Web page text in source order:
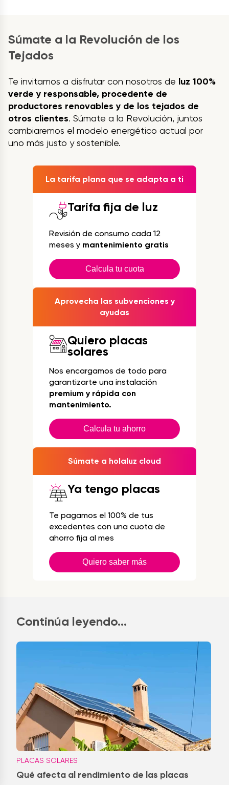
Súmate a la Revolución de los
Tejados
Te invitamos a disfrutar con nosotros de luz 100%
verde y responsable, procedente de
productores renovables y de los tejados de
otros clientes. Súmate a la Revolución, juntos
cambiaremos el modelo energético actual por
uno más justo y sostenible.
La tarifa plana que se adapta a ti
Tarifa fija de luz
Revisión de consumo cada 12
meses y mantenimiento gratis
Calcula tu cuota
Aprovecha las subvenciones y
ayudas
Quiero placas
solares
Nos encargamos de todo para
garantizarte una instalación
premium y rápida con
mantenimiento.
Calcula tu ahorro
Súmate a holaluz cloud
Ya tengo placas
Te pagamos el 100% de tus
excedentes con una cuota de
ahorro fija al mes
Quiero saber más
Continúa leyendo...
PLACAS SOLARES
Qué afecta al rendimiento de las placas